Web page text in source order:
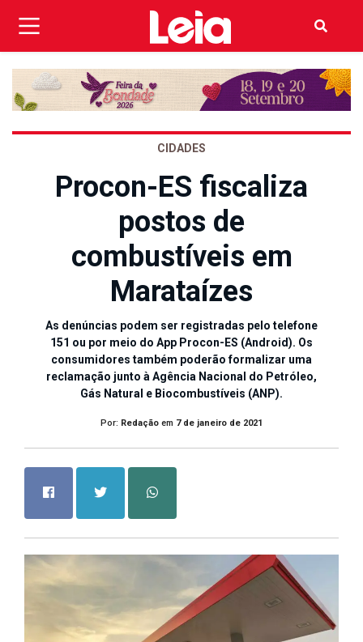
CIDADES
Procon-ES fiscaliza
postos de
combustíveis em
Marataízes
As denúncias podem ser registradas pelo telefone
151 ou por meio do App Procon-ES (Android). Os
consumidores também poderão formalizar uma
reclamação junto à Agência Nacional do Petróleo,
Gás Natural e Biocombustíveis (ANP).
Por: Redação em 7 de janeiro de 2021